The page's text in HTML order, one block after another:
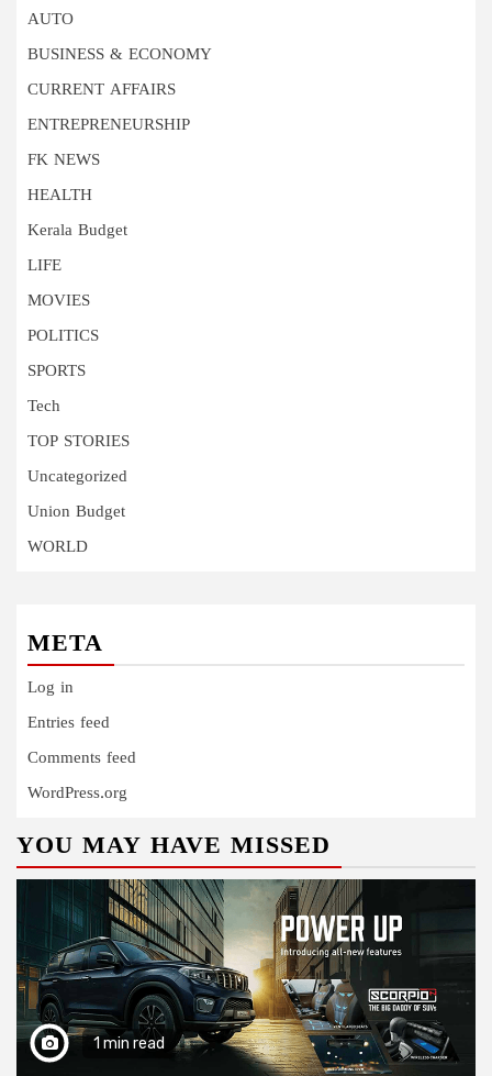
AUTO
BUSINESS & ECONOMY
CURRENT AFFAIRS
ENTREPRENEURSHIP
FK NEWS
HEALTH
Kerala Budget
LIFE
MOVIES
POLITICS
SPORTS
Tech
TOP STORIES
Uncategorized
Union Budget
WORLD
META
Log in
Entries feed
Comments feed
WordPress.org
YOU MAY HAVE MISSED
1 min read